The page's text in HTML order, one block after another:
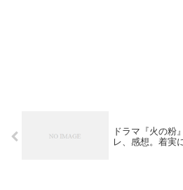
ドラマ『火の粉
レ、感想。着実